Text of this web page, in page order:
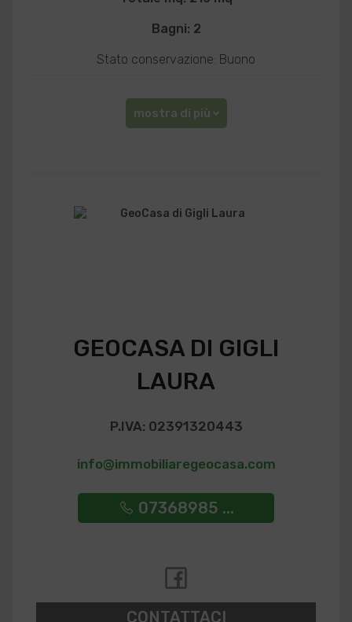
Bagni: 2
Stato conservazione: Buono
mostra di più
GEOCASA DI GIGLI
LAURA
P.IVA: 02391320443
info@immobiliaregeocasa.com
07368985 ...
CONTATTACI